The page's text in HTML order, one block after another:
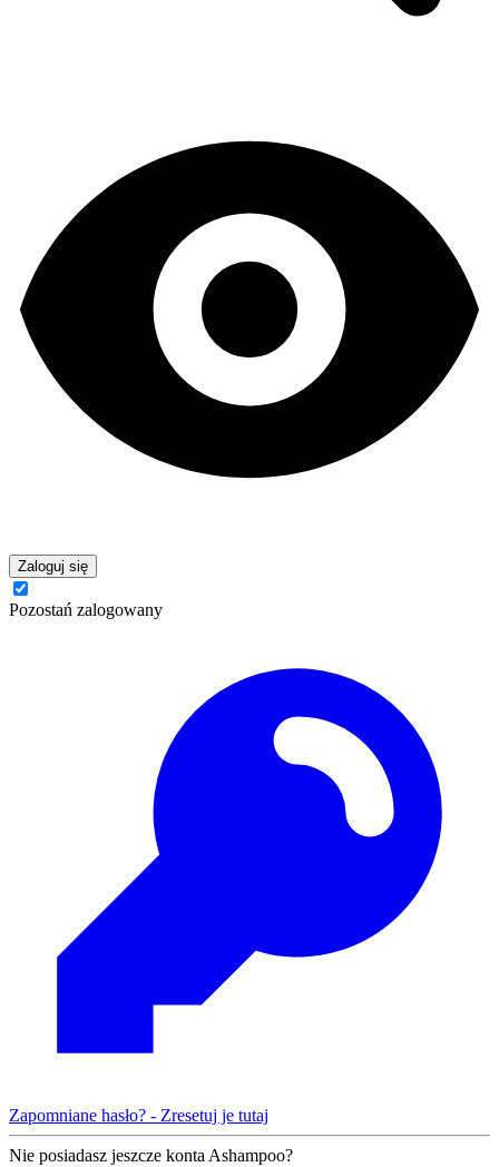
Zaloguj się
Pozostań zalogowany
Zapomniane hasło? - Zresetuj je tutaj
Nie posiadasz jeszcze konta Ashampoo?